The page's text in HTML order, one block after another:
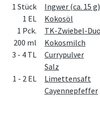
1 Stück
Ingwer (ca. 15 g)
1 EL
Kokosöl
1 Pck.
TK-Zwiebel-Duo
200 ml
Kokosmilch
3 - 4 TL
Currypulver
Salz
1 - 2 EL
Limettensaft
Cayennepfeffer